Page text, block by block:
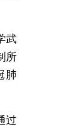
武
所
肺
过